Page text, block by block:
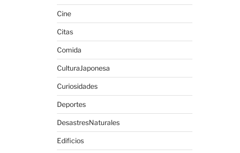
Cine
Citas
Comida
CulturaJaponesa
Curiosidades
Deportes
DesastresNaturales
Edificios